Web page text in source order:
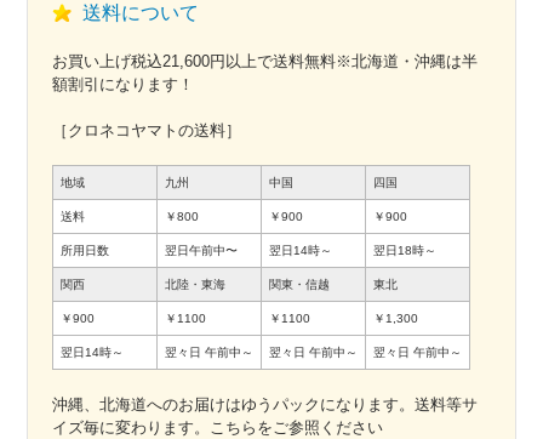
送料について
お買い上げ税込21,600円以上で送料無料※北海道・沖縄は半
額割引になります！
［クロネコヤマトの送料］
地域 九州 中国 四国
送料 ￥800 ￥900 ￥900
所用日数 翌日午前中〜 翌日14時～ 翌日18時～
関西 北陸・東海 関東・信越 東北
￥900 ￥1100 ￥1100 ￥1,300
翌日14時～ 翌々日 午前中～ 翌々日 午前中～ 翌々日 午前中～
沖縄、北海道へのお届けはゆうパックになります。送料等サ
イズ毎に変わります。こちらをご参照ください